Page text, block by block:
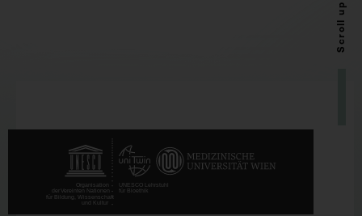
Scroll up